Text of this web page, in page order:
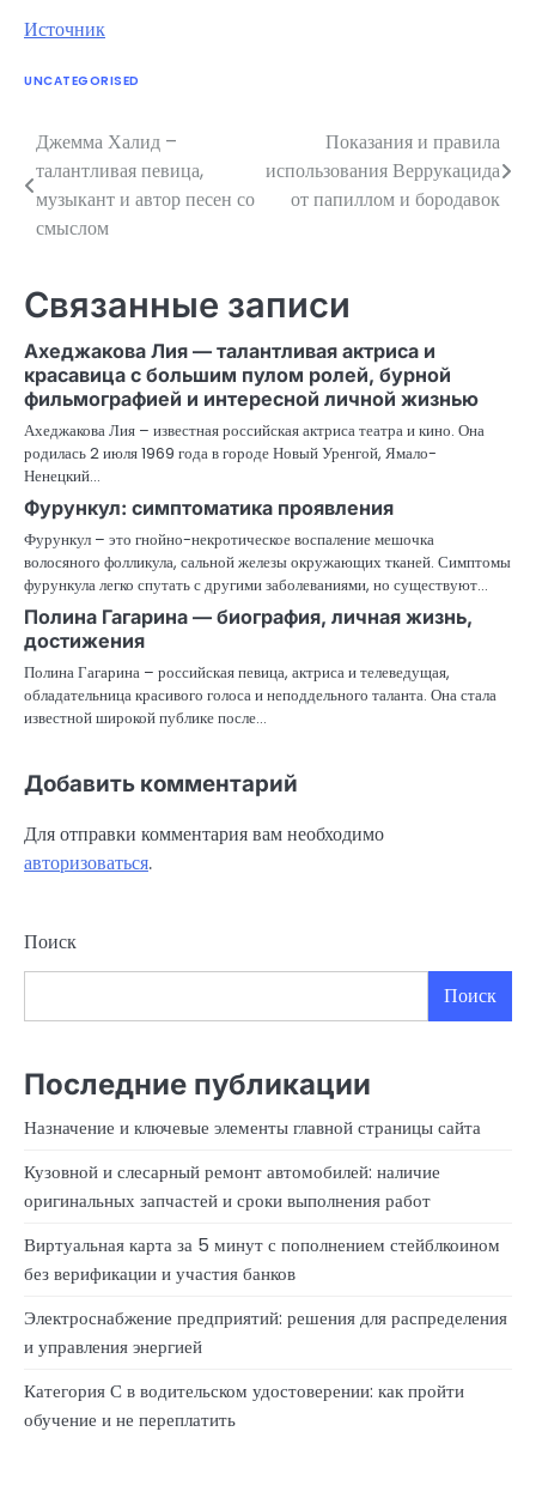
Источник
UNCATEGORISED
Навигация
по
записям
Джемма Халид –
талантливая певица,
музыкант и автор песен со
смыслом
Показания и правила
использования Веррукацида
от папиллом и бородавок
Связанные записи
Ахеджакова Лия — талантливая актриса и
красавица с большим пулом ролей, бурной
фильмографией и интересной личной жизнью
Ахеджакова Лия – известная российская актриса театра и кино. Она
родилась 2 июля 1969 года в городе Новый Уренгой, Ямало-
Ненецкий…
Фурункул: симптоматика проявления
Фурункул – это гнойно-некротическое воспаление мешочка
волосяного фолликула, сальной железы окружающих тканей. Симптомы
фурункула легко спутать с другими заболеваниями, но существуют…
Полина Гагарина — биография, личная жизнь,
достижения
Полина Гагарина – российская певица, актриса и телеведущая,
обладательница красивого голоса и неподдельного таланта. Она стала
известной широкой публике после…
Добавить комментарий
Для отправки комментария вам необходимо
авторизоваться.
Поиск
Поиск
Последние публикации
Назначение и ключевые элементы главной страницы сайта
Кузовной и слесарный ремонт автомобилей: наличие
оригинальных запчастей и сроки выполнения работ
Виртуальная карта за 5 минут с пополнением стейблкоином
без верификации и участия банков
Электроснабжение предприятий: решения для распределения
и управления энергией
Категория С в водительском удостоверении: как пройти
обучение и не переплатить